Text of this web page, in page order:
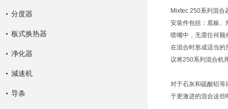
分度器
板式换热器
净化器
減速机
导条
Mixtec 250系列混合
安装件包括：底板、
喷嘴中，无需任何额
在混合时形成适当的
议将250系列混合机
对于石灰和硫酸铝
于更激进的混合这些